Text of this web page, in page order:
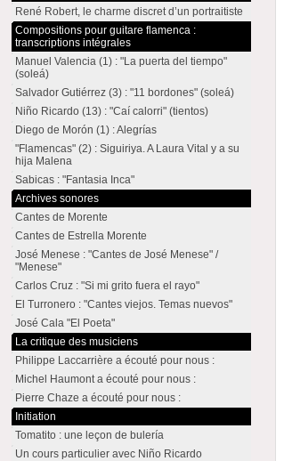
René Robert, le charme discret d’un portraitiste
Compositions pour guitare flamenca :
transcriptions intégrales
Manuel Valencia (1) : "La puerta del tiempo"
(soleá)
Salvador Gutiérrez (3) : "11 bordones" (soleá)
Niño Ricardo (13) : "Caí calorri" (tientos)
Diego de Morón (1) : Alegrías
"Flamencas" (2) : Siguiriya. A Laura Vital y a su
hija Malena
Sabicas : "Fantasia Inca"
Archives sonores
Cantes de Morente
Cantes de Estrella Morente
José Menese : "Cantes de José Menese" /
"Menese"
Carlos Cruz : "Si mi grito fuera el rayo"
El Turronero : "Cantes viejos. Temas nuevos"
José Cala "El Poeta"
La critique des musiciens
Philippe Laccarrière a écouté pour nous :
Michel Haumont a écouté pour nous :
Pierre Chaze a écouté pour nous :
Initiation
Tomatito : une leçon de bulería
Un cours particulier avec Niño Ricardo